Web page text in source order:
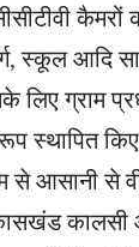
स्कूल आदि
लिए ग्राम
स्थापित
से आसानी से
कालसी